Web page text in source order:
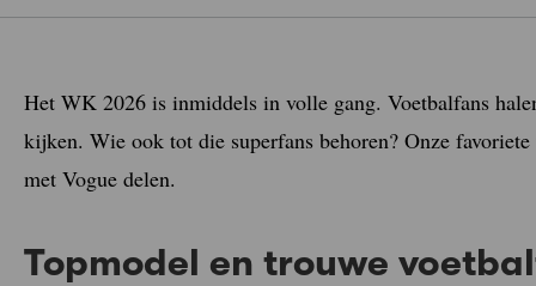
Het WK 2026 is inmiddels in volle gang. Voetbalfans
kijken. Wie ook tot die superfans behoren? Onze
met Vogue delen.
Topmodel en trouwe